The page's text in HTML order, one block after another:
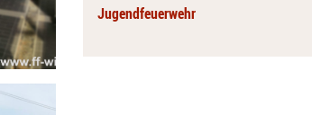
Jugendfeuerwehr